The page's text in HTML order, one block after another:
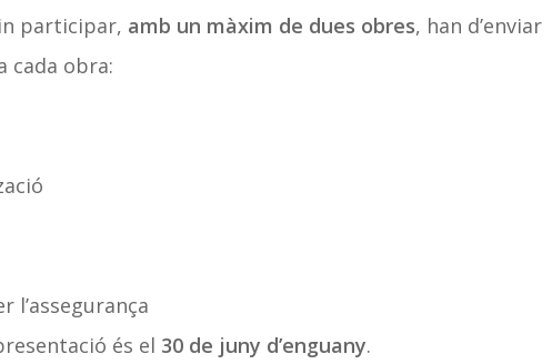
participar, amb un màxim de dues obres, han d’enviar
cada obra:
és el 30 de juny d’enguany.